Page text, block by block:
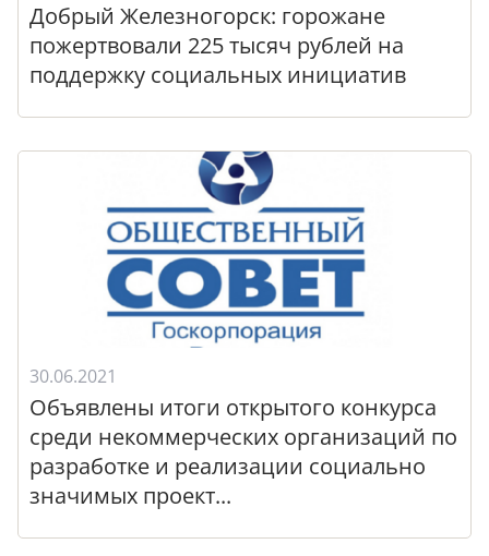
Добрый Железногорск: горожане
пожертвовали 225 тысяч рублей на
поддержку социальных инициатив
30.06.2021
Объявлены итоги открытого конкурса
среди некоммерческих организаций по
разработке и реализации социально
значимых проект...